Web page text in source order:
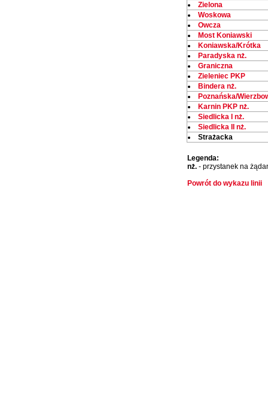
Zielona
Woskowa
Owcza
Most Koniawski
Koniawska/Krótka
Paradyska nż.
Graniczna
Zieleniec PKP
Bindera nż.
Poznańska/
Karnin PKP nż.
Siedlicka I nż.
Siedlicka II nż.
Strażacka
Legenda:
nż. - przystanek na
Powrót do wykazu linii